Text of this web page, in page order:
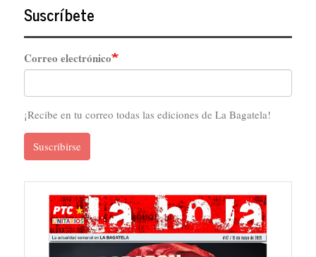
Suscríbete
Correo electrónico
¡Recibe en tu correo todas las ediciones de La Bagatela!
Suscribirse